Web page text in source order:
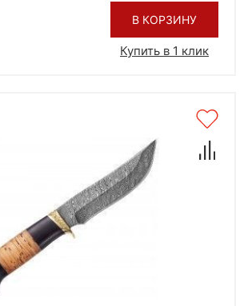
В КОРЗИНУ
Купить в 1 клик